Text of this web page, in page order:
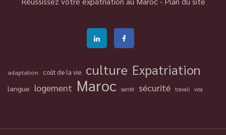
adaptation coût de la vie culture Expatriation
langue logement Maroc santé sécurité travail visa